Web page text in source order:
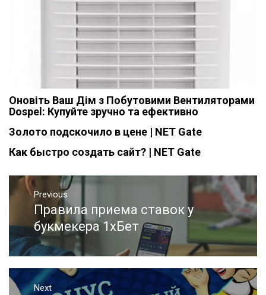
Оновіть Ваш Дім з Побутовими Вентиляторами
Dospel: Купуйте зручно та ефективно
Золото подскочило в цене | NET Gate
Как быстро создать сайт? | NET Gate
Навигация
записям
Previous
Previous
post:
Правила приема ставок у
букмекера 1хБет
Next